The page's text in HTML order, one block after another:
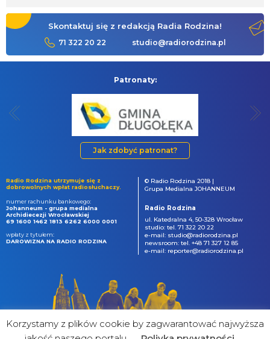
Skontaktuj się z redakcją Radia Rodzina!
71 322 20 22 studio@radiorodzina.pl
Patronaty:
Jak zdobyć patronat?
Radio Rodzina utrzymuje się z
dobrowolnych wpłat radiosłuchaczy.
numer rachunku bankowego:
Johanneum - grupa medialna
Archidiecezji Wrocławskiej
69 1600 1462 1813 6262 6000 0001
wpłaty z tytułem:
DAROWIZNA NA RADIO RODZINA
© Radio Rodzina 2018 |
Grupa Medialna JOHANNEUM
Radio Rodzina
ul. Katedralna 4, 50-328 Wrocław
studio: tel. 71 322 20 22
e-mail: studio@radiorodzina.pl
newsroom: tel. +48 71 327 12 85
e-mail: reporter@radiorodzina.pl
Korzystamy z plików cookie by zagwarantować najwyższa